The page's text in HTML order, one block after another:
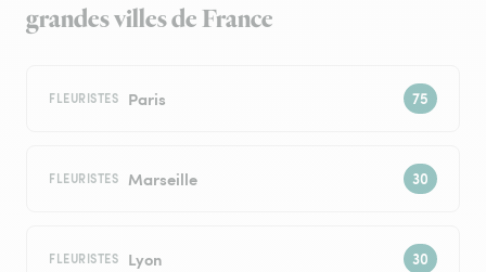
grandes villes de France
FLEURISTES Paris
FLEURISTES Marseille
FLEURISTES Lyon